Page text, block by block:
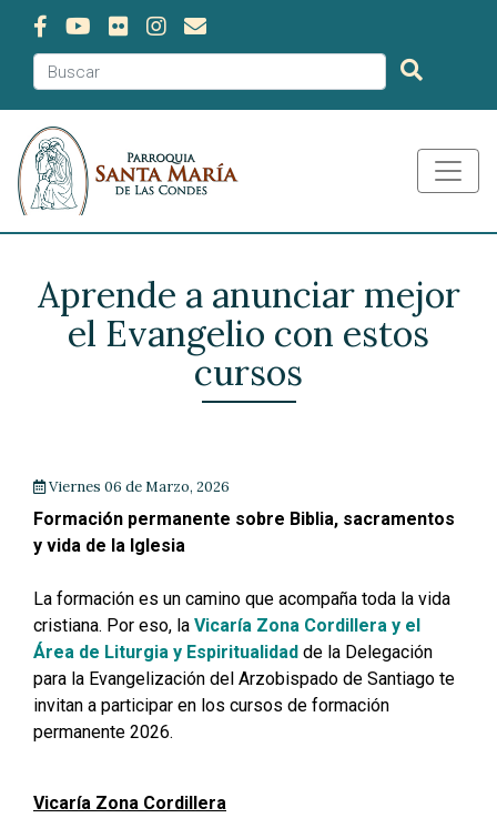
Aprende a anunciar mejor
el Evangelio con estos
cursos
Viernes 06 de Marzo, 2026
Formación permanente sobre Biblia, sacramentos
y vida de la Iglesia
La formación es un camino que acompaña toda la vida
cristiana. Por eso, la Vicaría Zona Cordillera y el
Área de Liturgia y Espiritualidad de la Delegación
para la Evangelización del Arzobispado de Santiago te
invitan a participar en los cursos de formación
permanente 2026.
Vicaría Zona Cordillera